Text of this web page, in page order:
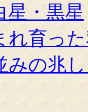
星・黒星
れ育っ
みの兆